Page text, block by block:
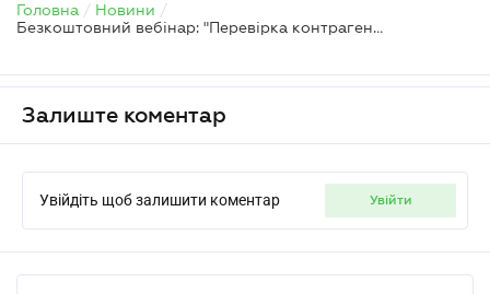
Головна / Новини /
Безкоштовний вебінар: "Перевірка контрагентів крізь призму податкових ризиків"
Залиште коментар
Увійдіть щоб залишити коментар увійти